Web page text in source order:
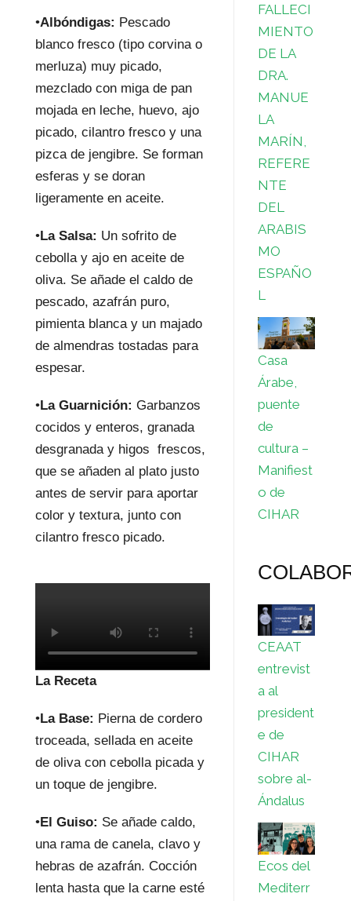
•Albóndigas: Pescado
blanco fresco (tipo corvina o
merluza) muy picado,
mezclado con miga de pan
mojada en leche, huevo, ajo
picado, cilantro fresco y una
pizca de jengibre. Se forman
esferas y se doran
ligeramente en aceite.
•La Salsa: Un sofrito de
cebolla y ajo en aceite de
oliva. Se añade el caldo de
pescado, azafrán puro,
pimienta blanca y un majado
de almendras tostadas para
espesar.
•La Guarnición: Garbanzos
cocidos y enteros, granada
desgranada y higos frescos,
que se añaden al plato justo
antes de servir para aportar
color y textura, junto con
cilantro fresco picado.
La Receta
•La Base: Pierna de cordero
troceada, sellada en aceite
de oliva con cebolla picada y
un toque de jengibre.
•El Guiso: Se añade caldo,
una rama de canela, clavo y
hebras de azafrán. Cocción
lenta hasta que la carne esté
FALLECI
MIENTO
DE LA
DRA.
MANUE
LA
MARÍN,
REFERE
NTE
DEL
ARABIS
MO
ESPAÑO
L
Casa
Árabe,
puente
de
cultura –
Manifiest
o de
CIHAR
CEAAT
entrevist
a al
president
e de
CIHAR
sobre al-
Ándalus
Ecos del
Mediterr